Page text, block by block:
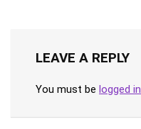
LEAVE A REPLY
You must be logged in